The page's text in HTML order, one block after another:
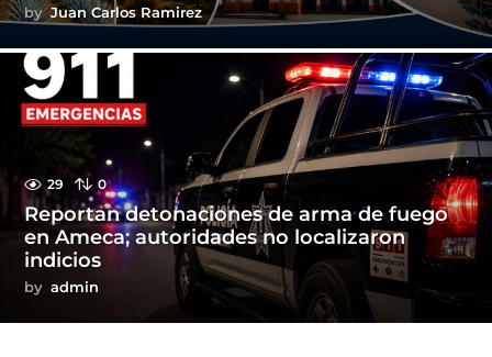
by Juan Carlos Ramirez
29 0
Reportan detonaciones de arma de fuego
en Ameca; autoridades no localizaron
indicios
by admin